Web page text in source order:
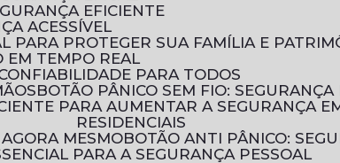
EFICIENTE
ACESSÍVEL
PARA PROTEGER SUA FAMÍLIA E
EM TEMPO REAL
PARA TODOS
BOTÃO PÂNICO SEM FIO:
RESIDENCIAIS
MESMO
BOTÃO ANTI PÂNICO:
PARA A SEGURANÇA PESSOAL